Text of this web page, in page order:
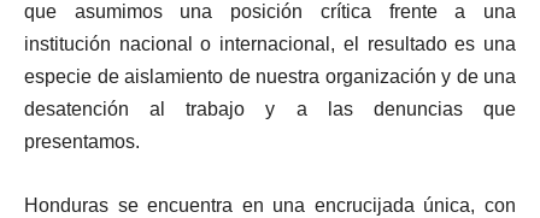
que asumimos una posición crítica frente a una
institución nacional o internacional, el resultado es una
especie de aislamiento de nuestra organización y de una
desatención al trabajo y a las denuncias que
presentamos.
Honduras se encuentra en una encrucijada única, con